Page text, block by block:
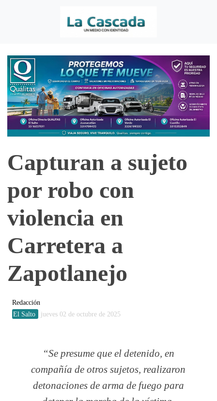
Capturan a sujeto
por robo con
violencia en
Carretera a
Zapotlanejo
Redacción
El Salto
jueves 02 de octubre de 2025
Se presume que el detenido, en
compañía de otros sujetos, realizaron
detonaciones de arma de fuego para